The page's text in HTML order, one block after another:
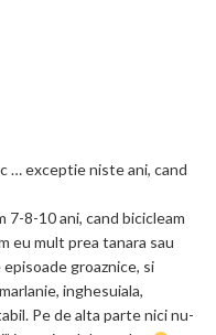
… exceptie niste ani, cand
7-8-10 ani, cand bicicleam
eu mult prea tanara sau
groaznice, si
inghesuiala,
Pe de alta parte nici nu-